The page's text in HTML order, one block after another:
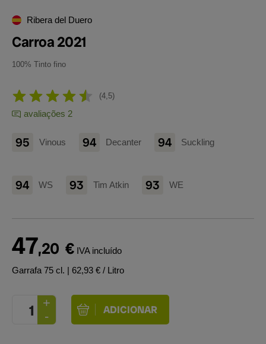
Ribera del Duero
Carroa 2021
100% Tinto fino
4,5
avaliações 2
95 Vinous 94 Decanter 94 Suckling
94 WS 93 Tim Atkin 93 WE
47,20 € IVA incluído
Garrafa 75 cl. | 62,93 € / Litro